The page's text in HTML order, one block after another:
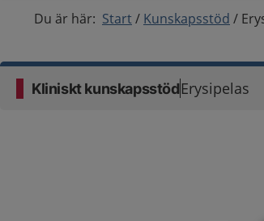
Du är här: Start Kunskapsstöd
Kliniskt kunskapsstödErysipelas